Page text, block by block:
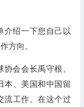
介绍一下您自己以
方向。
协会会长禹守根。
本、美国和中国留
流工作。在这个过